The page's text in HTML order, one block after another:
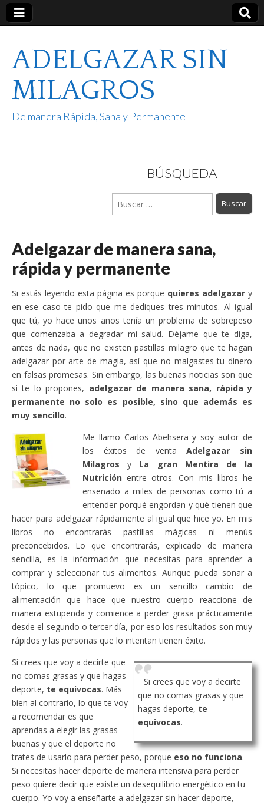
ADELGAZAR SIN
MILAGROS
De manera Rápida, Sana y Permanente
BÚSQUEDA
Buscar:
Adelgazar de manera sana,
rápida y permanente
Si estás leyendo esta página es porque quieres adelgazar y
en ese caso te pido que me dediques tres minutos. Al igual
que tú, yo hace unos años tenía un problema de sobrepeso
que comenzaba a degradar mi salud. Déjame que te diga,
antes de nada, que no existen pastillas milagro que te hagan
adelgazar por arte de magia, así que no malgastes tu dinero
en falsas promesas. Sin embargo, las buenas noticias son que
si te lo propones, adelgazar de manera sana, rápida y
permanente no solo es posible, sino que además es
muy sencillo.
Me llamo Carlos Abehsera y soy autor de
los éxitos de ventaAdelgazar sin
Milagros y La gran Mentira de la
Nutrición entre otros. Con mis libros he
enseñado a miles de personas como tú a
entender porqué engordan y qué tienen que
hacer para adelgazar rápidamente al igual que hice yo. En mis
libros no encontrarás pastillas mágicas ni menús
preconcebidos. Lo que encontrarás, explicado de manera
sencilla, es la información que necesitas para aprender a
comprar y seleccionar tus alimentos. Aunque pueda sonar a
tópico, lo que promuevo es un sencillo cambio de
alimentación que hace que nuestro cuerpo reaccione de
manera estupenda y comience a perder grasa prácticamente
desde el segundo o tercer día, por eso los resultados son muy
rápidos y las personas que lo intentan tienen éxito.
Si crees que voy a decirte
que no comas grasas y que
hagas deporte, te
equivocas.
Si crees que voy a decirte que
no comas grasas y que hagas
deporte, te equivocas. Más
bien al contrario, lo que te voy
a recomendar es que
aprendas a elegir las grasas
buenas y que el deporte no
trates de usarlo para perder peso, porque eso no funciona.
Si necesitas hacer deporte de manera intensiva para perder
peso quiere decir que existe un desequilibrio energético en tu
cuerpo. Yo voy a enseñarte a adelgazar sin hacer deporte,